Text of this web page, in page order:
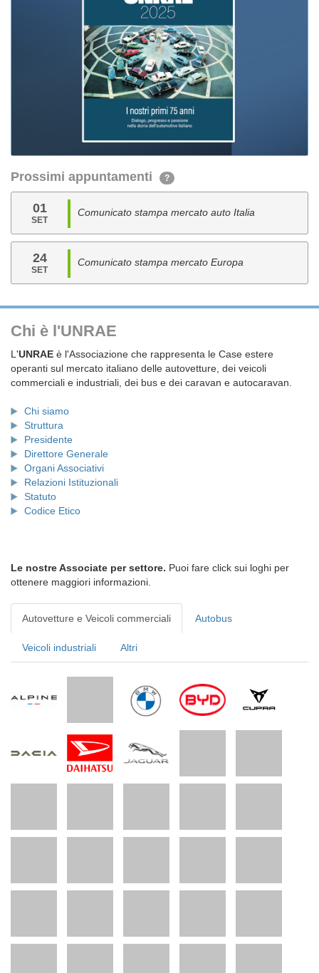
Prossimi appuntamenti ?
01
SET
Comunicato stampa mercato auto Italia
24
SET
Comunicato stampa mercato Europa
Chi è l'UNRAE
L'UNRAE è l'Associazione che rappresenta le Case estere
operanti sul mercato italiano delle autovetture, dei veicoli
commerciali e industriali, dei bus e dei caravan e autocaravan.
Chi siamo
Struttura
Presidente
Direttore Generale
Organi Associativi
Relazioni Istituzionali
Statuto
Codice Etico
Le nostre Associate per settore. Puoi fare click sui loghi per
ottenere maggiori informazioni.
Autovetture e Veicoli commerciali Autobus
Veicoli industriali Altri